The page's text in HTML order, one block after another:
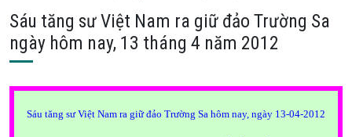
Sáu tăng sư Việt Nam ra giữ đảo Trường Sa
ngày hôm nay, 13 tháng 4 năm 2012
Sáu tăng sư Việt Nam ra giữ đảo Trường Sa hôm nay, ngày 13-04-2012